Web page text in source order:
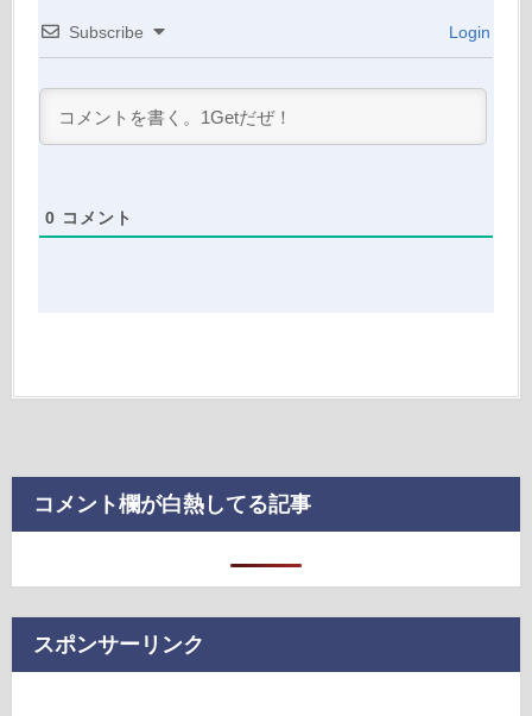
Subscribe Login
0 コメント
コメント欄が白熱してる記事
スポンサーリンク